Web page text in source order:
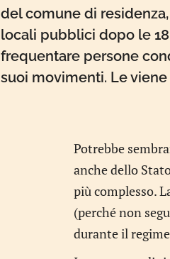
del comune di
locali pubblici dopo le
frequentare persone
suoi movimenti. Le
Potrebbe
anche dello
più complesso.
(perché non
durante il